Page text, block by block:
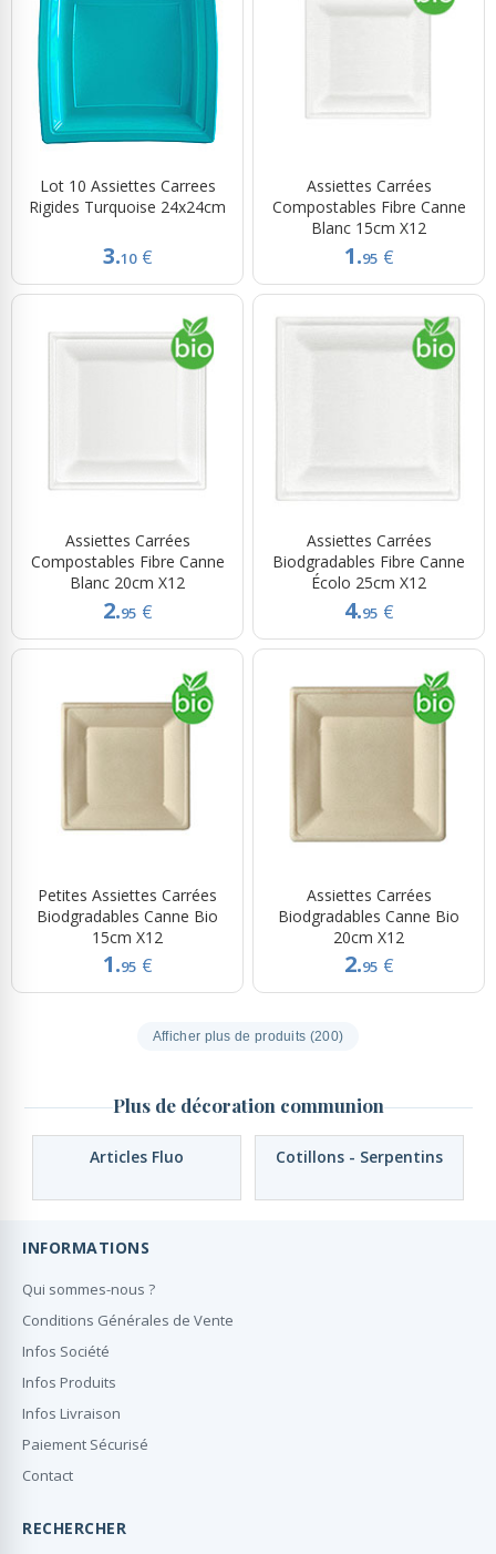
Lot 10 Assiettes Carrees
Rigides Turquoise 24x24cm
3.10 €
Assiettes Carrées
Compostables Fibre Canne
Blanc 15cm X12
1.95 €
Assiettes Carrées
Compostables Fibre Canne
Blanc 20cm X12
2.95 €
Assiettes Carrées
Biodgradables Fibre Canne
Écolo 25cm X12
4.95 €
Petites Assiettes Carrées
Biodgradables Canne Bio
15cm X12
1.95 €
Assiettes Carrées
Biodgradables Canne Bio
20cm X12
2.95 €
Afficher plus de produits (200)
Plus de décoration communion
Articles Fluo Cotillons - Serpentins
INFORMATIONS
Qui sommes-nous ?
Conditions Générales de Vente
Infos Société
Infos Produits
Infos Livraison
Paiement Sécurisé
Contact
RECHERCHER